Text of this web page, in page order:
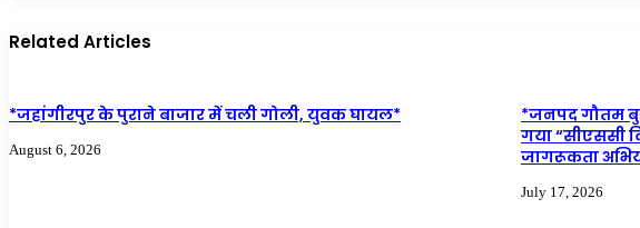
Related Articles
*जहांगीरपुर के पुराने बाजार में चली गोली, युवक घायल*
August 6, 2026
*जनपद गौतम
गया “सीएससी
जागरूकता
July 17, 2026